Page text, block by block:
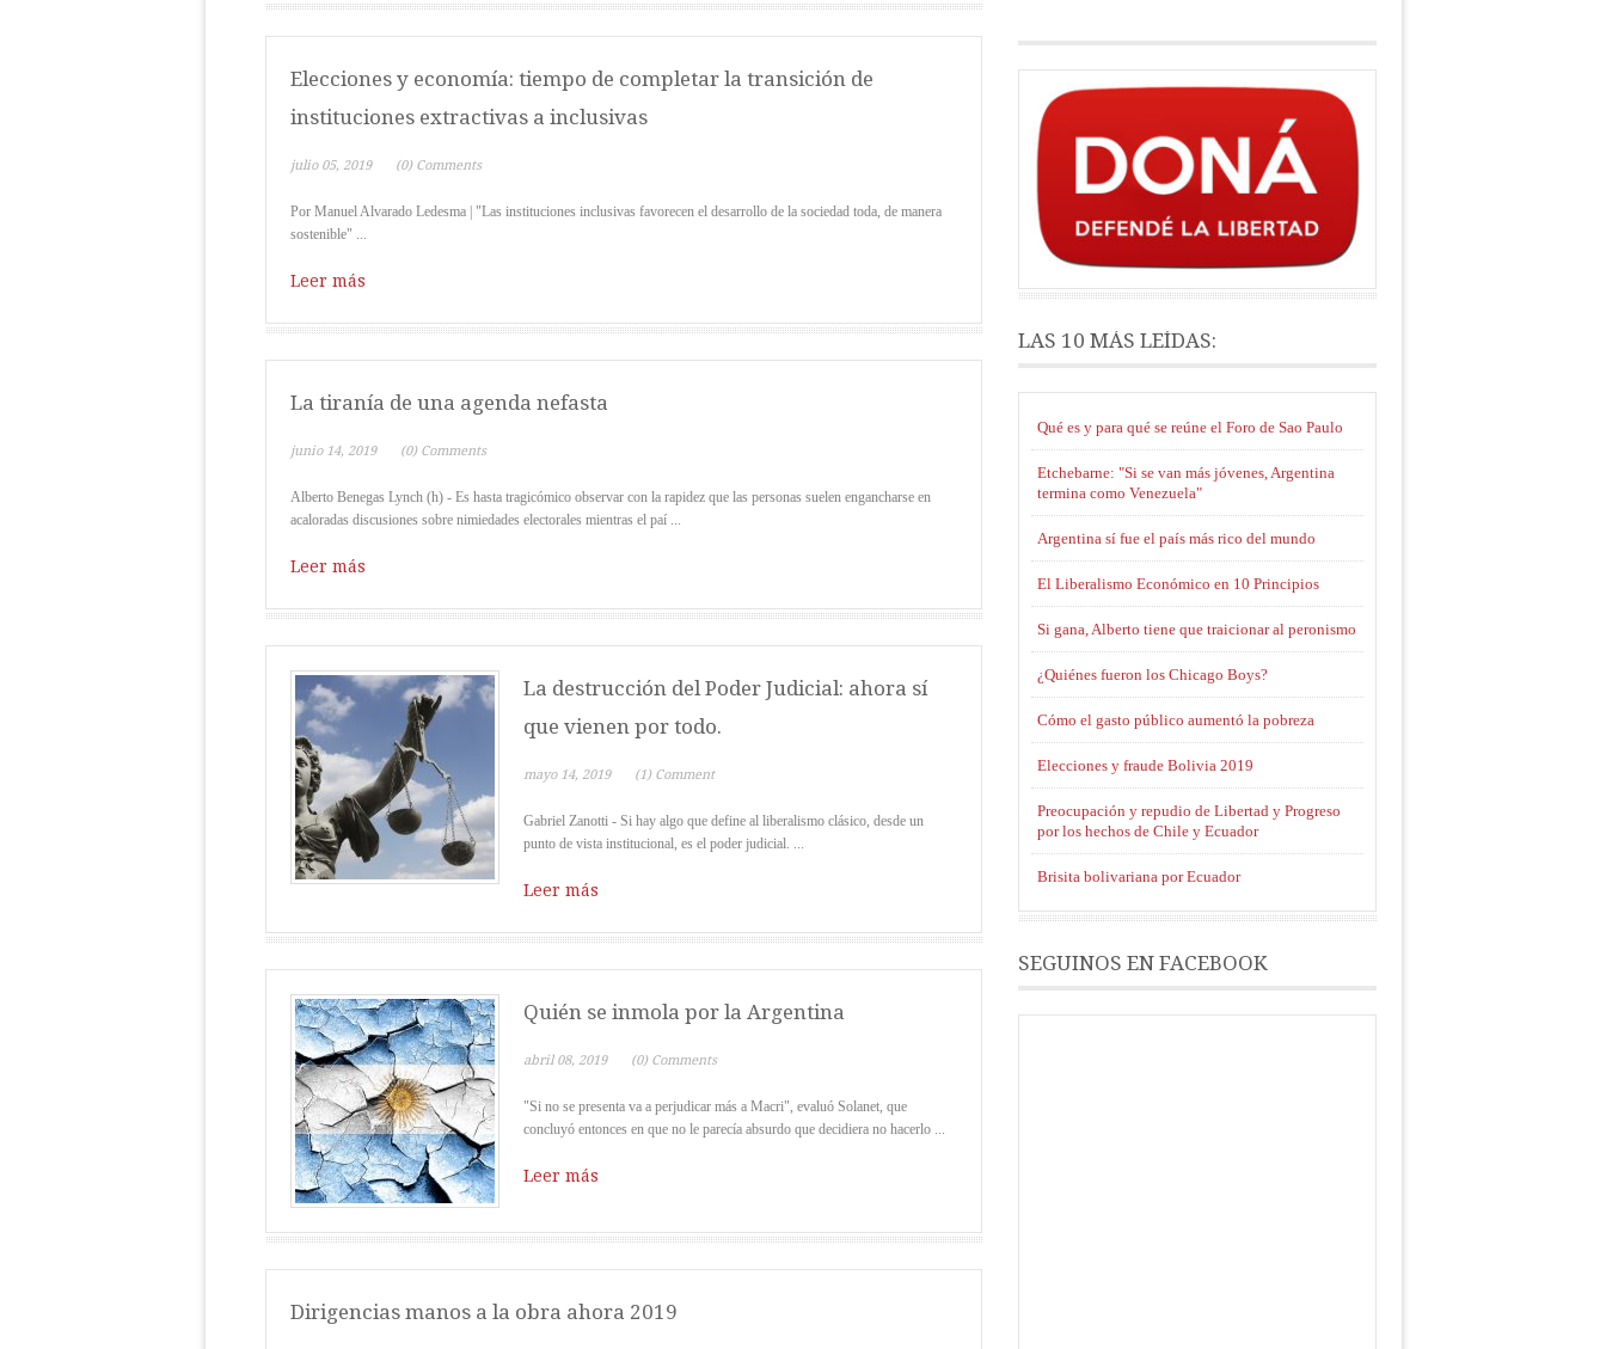
Elecciones y economía: tiempo de completar la transición de
instituciones extractivas a inclusivas
julio 05, 2019 (0) Comments
Por Manuel Alvarado Ledesma | "Las instituciones inclusivas favorecen el desarrollo de la sociedad toda, de manera
sostenible" ...
Leer más
La tiranía de una agenda nefasta
junio 14, 2019 (0) Comments
Alberto Benegas Lynch (h) - Es hasta tragicómico observar con la rapidez que las personas suelen engancharse en
acaloradas discusiones sobre nimiedades electorales mientras el paí ...
Leer más
La destrucción del Poder Judicial: ahora sí
que vienen por todo.
mayo 14, 2019 (1) Comment
Gabriel Zanotti - Si hay algo que define al liberalismo clásico, desde un
punto de vista institucional, es el poder judicial. ...
Leer más
Quién se inmola por la Argentina
abril 08, 2019 (0) Comments
"Si no se presenta va a perjudicar más a Macri", evaluó Solanet, que
concluyó entonces en que no le parecía absurdo que decidiera no hacerlo ...
Leer más
Dirigencias manos a la obra ahora 2019
LAS 10 MÁS LEÍDAS:
Qué es y para qué se reúne el Foro de Sao Paulo
Etchebarne: "Si se van más jóvenes, Argentina
termina como Venezuela"
Argentina sí fue el país más rico del mundo
El Liberalismo Económico en 10 Principios
Si gana, Alberto tiene que traicionar al peronismo
¿Quiénes fueron los Chicago Boys?
Cómo el gasto público aumentó la pobreza
Elecciones y fraude Bolivia 2019
Preocupación y repudio de Libertad y Progreso
por los hechos de Chile y Ecuador
Brisita bolivariana por Ecuador
SEGUINOS EN FACEBOOK